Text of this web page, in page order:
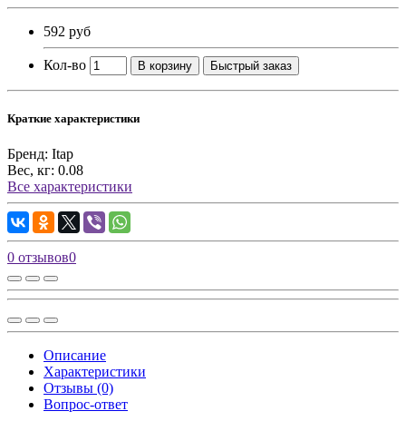
592 руб
Кол-во В корзину Быстрый заказ
Краткие характеристики
Бренд: Itap
Вес, кг: 0.08
Все характеристики
0 отзывов0
Описание
Характеристики
Отзывы (0)
Вопрос-ответ